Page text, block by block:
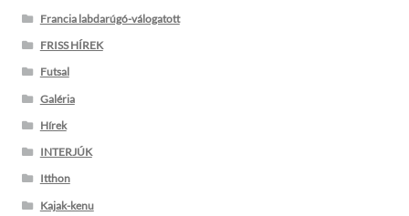
Francia labdarúgó-válogatott
FRISS HÍREK
Futsal
Galéria
Hírek
INTERJÚK
Itthon
Kajak-kenu